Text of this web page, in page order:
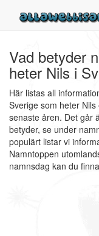
Vad betyder
heter Nils i
Här listas all
Sverige som heter
senaste åren. Det går
betyder, se under
populärt listar vi
Namntoppen
namnsdag kan du